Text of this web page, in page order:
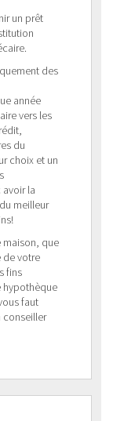
un prêt
des
année
vers les
du
choix et un
la
meilleur
maison, que
de votre
fins
hypothèque
faut
conseiller